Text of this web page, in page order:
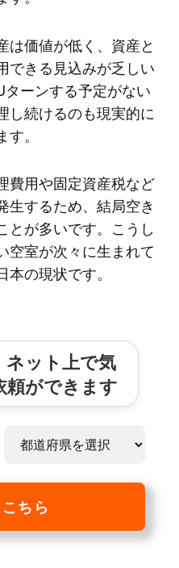
は価値が低く、資産と
できる見込みが乏しい
ーンする予定がない
し続けるのも現実的に
。
費用や固定資産税など
生するため、結局空き
とが多いです。こうし
空室が次々に生まれて
の現状です。
ネット上で気
頼ができます
ちら